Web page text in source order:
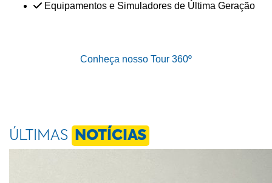
Equipamentos e Simuladores de Última Geração
Conheça nosso Tour 360º
ÚLTIMAS NOTÍCIAS